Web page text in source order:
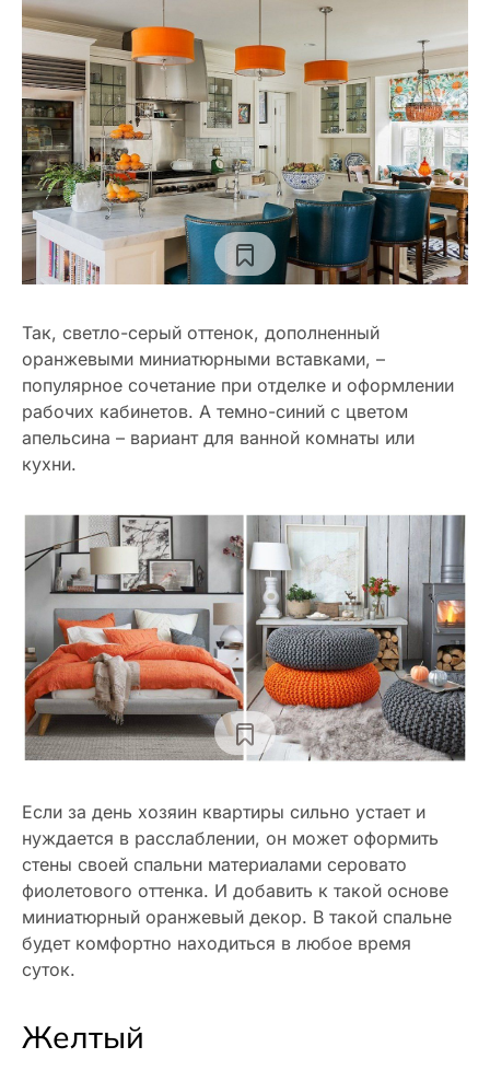
Так, светло-серый оттенок, дополненный
оранжевыми миниатюрными вставками, –
популярное сочетание при отделке и оформлении
рабочих кабинетов. А темно-синий с цветом
апельсина – вариант для ванной комнаты или
кухни.
Если за день хозяин квартиры сильно устает и
нуждается в расслаблении, он может оформить
стены своей спальни материалами серовато
фиолетового оттенка. И добавить к такой основе
миниатюрный оранжевый декор. В такой спальне
будет комфортно находиться в любое время
суток.
Желтый